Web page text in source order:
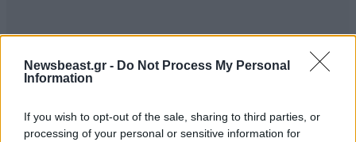
Newsbeast.gr - Do Not Process My Personal
Information
If you wish to opt-out of the sale, sharing to third parties, or
processing of your personal or sensitive information for